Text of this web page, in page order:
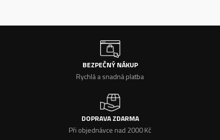
BEZPEČNÝ NÁKUP
Rychlá a snadná platba
DOPRAVA ZDARMA
Při objednávce nad 2000 Kč